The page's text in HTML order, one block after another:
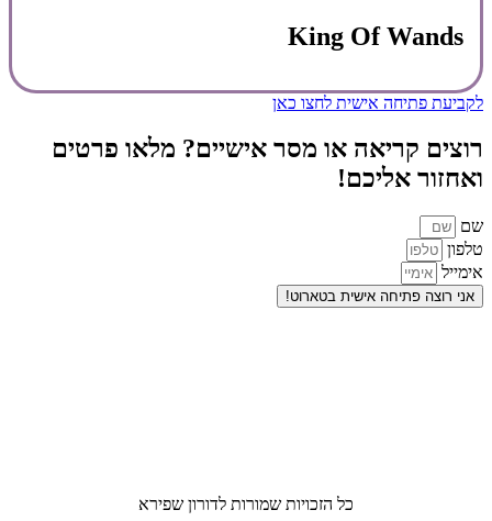
King Of Wands
לקביעת פתיחה אישית לחצו כאן
רוצים קריאה או מסר אישיים? מלאו פרטים
ואחזור אליכם!
שם
טלפון
אימייל
אני רוצה פתיחה אישית בטארוט!
כל הזכויות שמורות לדורון שפירא